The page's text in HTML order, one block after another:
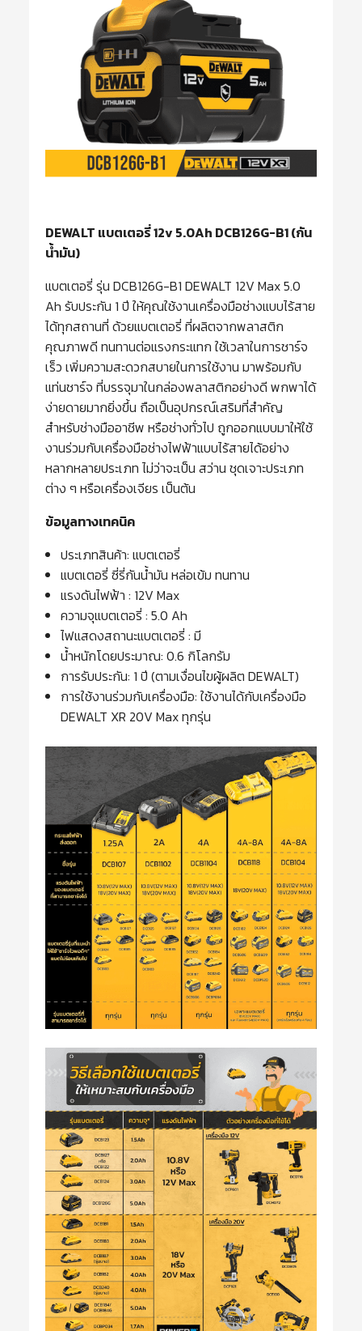
DEWALT แบตเตอรี่ 12v 5.0Ah DCB126G-B1 (กัน
น้ำมัน)
แบตเตอรี่ รุ่น DCB126G-B1 DEWALT 12V Max 5.0
Ah รับประกัน 1 ปี ให้คุณใช้งานเครื่องมือช่างแบบไร้สาย
ได้ทุกสถานที่ ด้วยแบตเตอรี่ ที่ผลิตจากพลาสติก
คุณภาพดี ทนทานต่อแรงกระแทก ใช้เวลาในการชาร์จ
เร็ว เพิ่มความสะดวกสบายในการใช้งาน มาพร้อมกับ
แท่นชาร์จ ที่บรรจุมาในกล่องพลาสติกอย่างดี พกพาได้
ง่ายดายมากยิ่งขึ้น ถือเป็นอุปกรณ์เสริมที่สำคัญ
สำหรับช่างมืออาชีพ หรือช่างทั่วไป ถูกออกแบบมาให้ใช้
งานร่วมกับเครื่องมือช่างไฟฟ้าแบบไร้สายได้อย่าง
หลากหลายประเภท ไม่ว่าจะเป็น สว่าน ชุดเจาะประเภท
ต่าง ๆ หรือเครื่องเจียร เป็นต้น
ข้อมูลทางเทคนิค
ประเภทสินค้า: แบตเตอรี่
แบตเตอรี่ ซี่รี่กันน้ำมัน หล่อเข้ม ทนทาน
แรงดันไฟฟ้า : 12V Max
ความจุแบตเตอรี่ : 5.0 Ah
ไฟแสดงสถานะแบตเตอรี่ : มี
น้ำหนักโดยประมาณ: 0.6 กิโลกรัม
การรับประกัน: 1 ปี (ตามเงื่อนไขผู้ผลิต DEWALT)
การใช้งานร่วมกับเครื่องมือ: ใช้งานได้กับเครื่องมือ
DEWALT XR 20V Max ทุกรุ่น